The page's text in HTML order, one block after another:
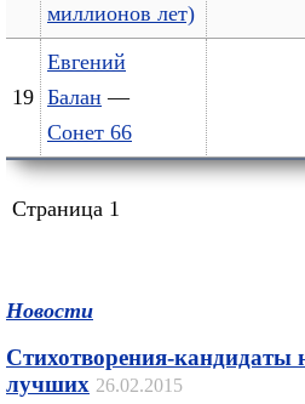
миллионов лет)
19
Евгений
Балан —
Сонет 66
Страница 1
Новости
Стихотворения-кандидаты
лучших 26.02.2015